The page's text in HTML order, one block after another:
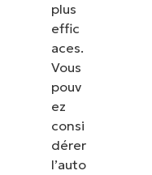
plus
effic
aces.
Vous
pouv
ez
consi
dérer
l’auto